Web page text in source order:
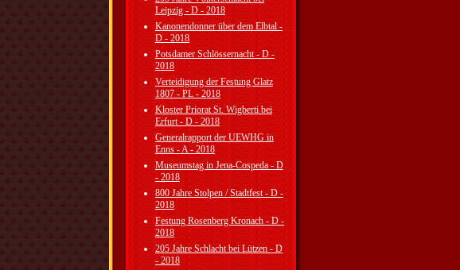
Leipzig - D - 2018
Kanonendonner über dem Elbtal -
D - 2018
Potsdamer Schlössernacht - D -
2018
Verteidigung der Festung Glatz
1807 - PL - 2018
Kloster Priorat St. Wigberti bei
Erfurt - D - 2018
Generalrapport der UEWHG in
Enns - A - 2018
Museumstag in Jena-Cospeda - D
- 2018
800 Jahre Stolpen / Stadtfest - D -
2018
Festung Rosenberg Kronach - D -
2018
205 Jahre Schlacht bei Lützen - D
- 2018